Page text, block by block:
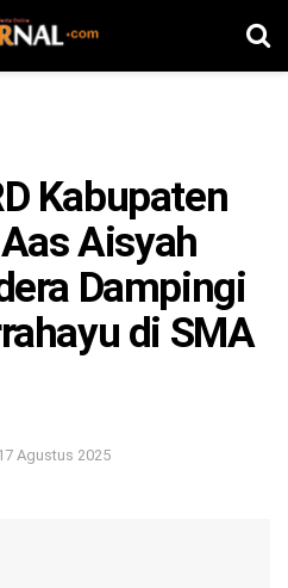
Kabupaten
Aisyah
Dampingi
di SMA
Agustus 2025